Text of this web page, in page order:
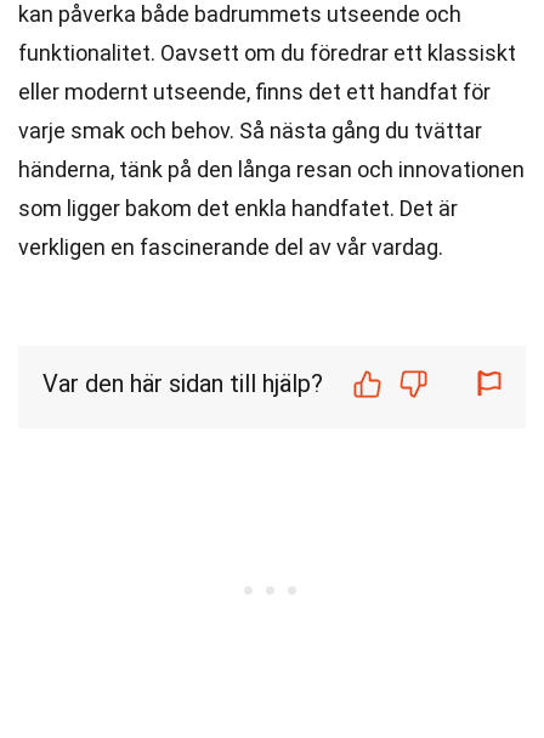
kan påverka både badrummets utseende och
funktionalitet. Oavsett om du föredrar ett klassiskt
eller modernt utseende, finns det ett handfat för
varje smak och behov. Så nästa gång du tvättar
händerna, tänk på den långa resan och innovationen
som ligger bakom det enkla handfatet. Det är
verkligen en fascinerande del av vår vardag.
Var den här sidan till hjälp?